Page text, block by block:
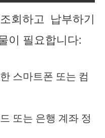
회하고 납부하기
이 필요합니다:
스마트폰 또는 컴
또는 은행 계좌 정